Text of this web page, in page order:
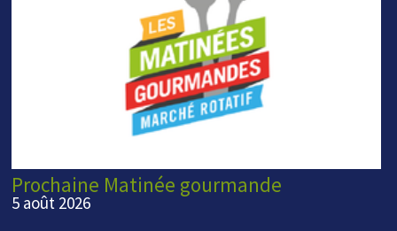
Prochaine Matinée gourmande
5 août 2026